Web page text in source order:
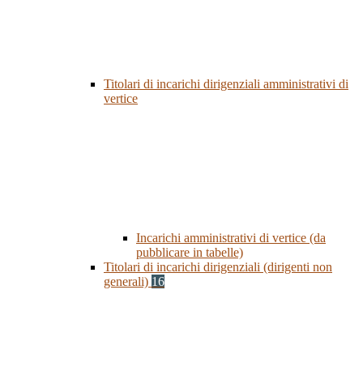
Titolari di incarichi dirigenziali amministrativi di
vertice
Incarichi amministrativi di vertice (da
pubblicare in tabelle)
Titolari di incarichi dirigenziali (dirigenti non
generali) 16